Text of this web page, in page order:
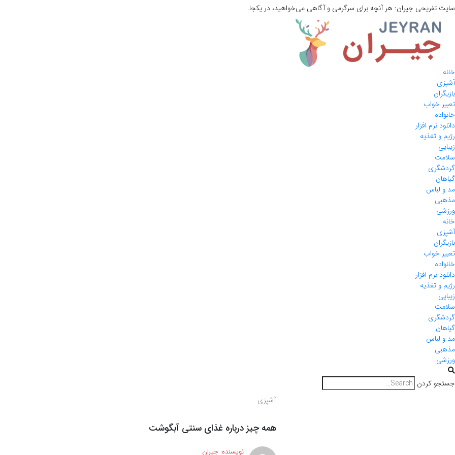
سایت تفریحی جیران: هر آنچه برای سرگرمی و آگاهی می‌خواهید، در یکجا.
خانه
آشپزی
بازیگران
تعبیر خواب
خانواده
دانلود نرم افزار
رژیم و تغذیه
زیبایی
سلامت
گردشگری
گیاهان
مد و لباس
مذهبی
ورزشی
خانه
آشپزی
بازیگران
تعبیر خواب
خانواده
دانلود نرم افزار
رژیم و تغذیه
زیبایی
سلامت
گردشگری
گیاهان
مد و لباس
مذهبی
ورزشی
جستجو کردن
آشپزی
همه چیز درباره غذای سنتی آبگوشت
نویسنده: جیران